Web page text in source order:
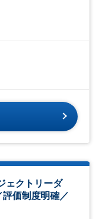
ェクトリーダ
価制度明確／